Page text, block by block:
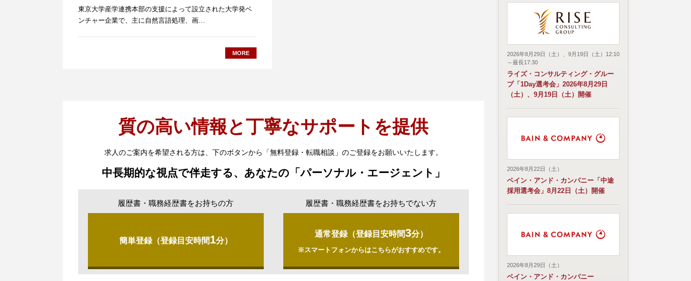
東京大学産学連携本部の支援によって設立された大学発ベ
ンチャー企業で、主に自然言語処理、画…
MORE
質の高い情報と丁寧なサポートを提供
求人のご案内を希望される方は、下のボタンから「無料登録・転職相談」のご登録をお願いいたします。
中長期的な視点で伴走する、あなたの「パーソナル・エージェント」
履歴書・職務経歴書をお持ちの方
簡単登録（登録目安時間1分）
履歴書・職務経歴書をお持ちでない方
通常登録（登録目安時間3分）
※スマートフォンからはこちらがおすすめです。
2026年8月29日（土）、9月19日（土）12:10
～最長17:30
ライズ・コンサルティング・グルー
プ「1Day選考会」2026年8月29日
（土）、9月19日（土）開催
2026年8月22日（土）
ベイン・アンド・カンパニー「中途
採用選考会」8月22日（土）開催
2026年8月29日（土）
ベイン・アンド・カンパニー